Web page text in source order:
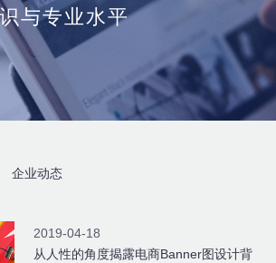
与专业水平
企业动态
2019-04-18
从人性的角度揭露电商Banner图设计背